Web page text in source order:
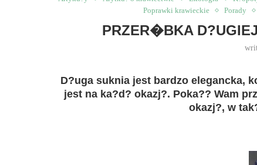
Poprawki krawieckie
Porady
PRZER�BKA
D?uga suknia jest bardzo elegancka,
jest na ka?d? okazj?. Poka?? Wam
okazj?, w